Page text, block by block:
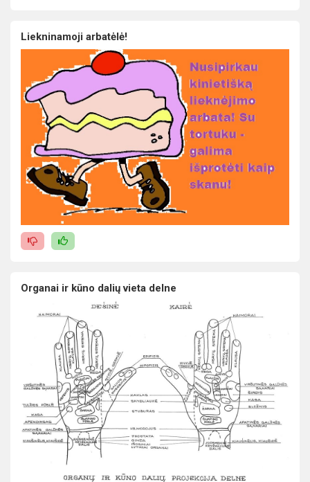
Liekninamoji arbatėlė!
Organai ir kūno dalių vieta delne